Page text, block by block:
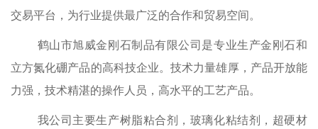
交易平台，为行业提供最广泛的合作和贸易空间。
鹤山市旭威金刚石制品有限公司是专业生产金刚石和
立方氮化硼产品的高科技企业。技术力量雄厚，产品开放能
力强，技术精湛的操作人员，高水平的工艺产品。
我公司主要生产树脂粘合剂，玻璃化粘结剂，超硬材